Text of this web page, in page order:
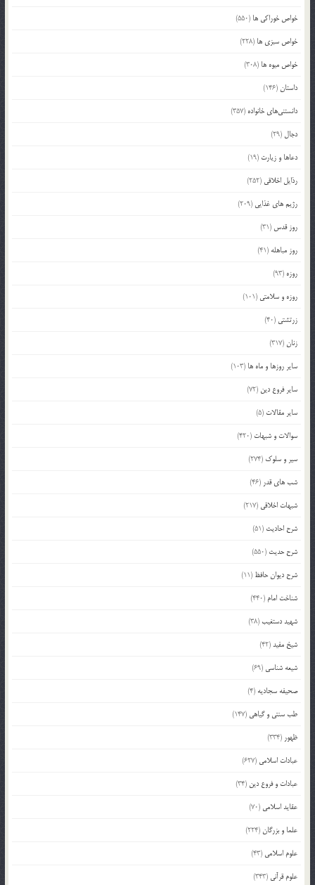
خواص خوراکی ها (550)
خواص سبزی ها (228)
خواص میوه ها (308)
داستان(146)
دانستنی‌های خانواده (357)
دجال (29)
دعاها و زیارت (19)
رذایل اخلاقی (252)
رژیم های غذایی (209)
روز قدس (31)
روز مباهله (41)
روزه (93)
روزه و سلامتی (101)
زرتشتی (40)
زنان(317)
سایر روزها و ماه ها (103)
سایر فروع دین (72)
سایر مقالات (5)
سوالات و شبهات (420)
سیر و سلوک (274)
شب های قدر (46)
شبهات اخلاقی (217)
شرح احادیث (51)
شرح حدیث (550)
شرح دیوان حافظ (11)
شناخت امام (440)
شهید دستغیب(38)
شیخ مفید(42)
شیعه شناسی (69)
صحیفه سجادیه (4)
طب سنتی و گیاهی (147)
ظهور (334)
عبادات اسلامی (627)
عبادات و فروع دین (34)
عقاید اسلامی (70)
علما و بزرگان(224)
علوم اسلامی (43)
علوم قرآنی (343)